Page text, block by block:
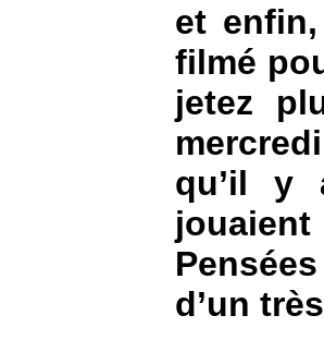
et
filmé
jetez
qu’il y
d’un